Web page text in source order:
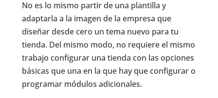
No es lo mismo partir de una plantilla y
adaptarla a la imagen de la empresa que
diseñar desde cero un tema nuevo para tu
tienda. Del mismo modo, no requiere el mismo
trabajo configurar una tienda con las opciones
básicas que una en la que hay que configurar o
programar módulos adicionales.